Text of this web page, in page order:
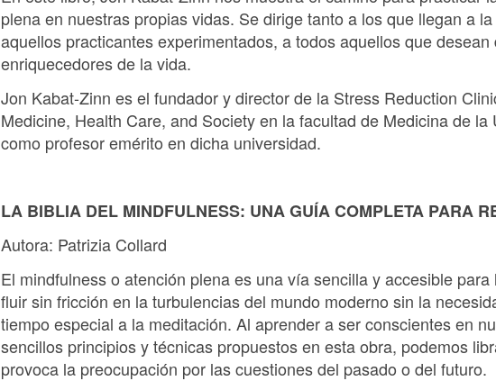
plena en nuestras propias vidas. Se dirige tanto a los que llegan a
aquellos practicantes experimentados, a todos aquellos que
enriquecedores de la vida.
Jon Kabat-Zinn es el fundador y director de la Stress Reduction
Medicine, Health Care, and Society en la facultad de Medicina de
como profesor emérito en dicha universidad.
LA BIBLIA DEL MINDFULNESS: UNA GUÍA COMPLETA PARA
Autora: Patrizia Collard
El mindfulness o atención plena es una vía sencilla y accesible
fluir sin fricción en la turbulencias del mundo moderno sin la
tiempo especial a la meditación. Al aprender a ser conscientes en
sencillos principios y técnicas propuestos en esta obra, podemos
provoca la preocupación por las cuestiones del pasado o del futuro.